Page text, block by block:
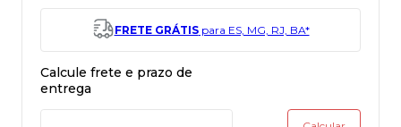
FRETE GRÁTISpara ES, MG, RJ, BA*